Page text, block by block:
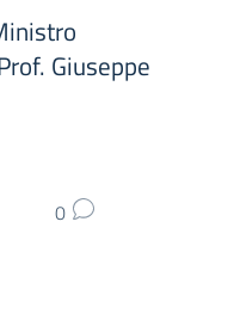
Giuseppe
0